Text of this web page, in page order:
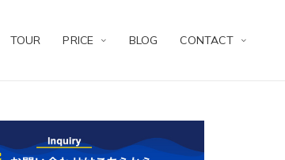
TOUR PRICE BLOG CONTACT